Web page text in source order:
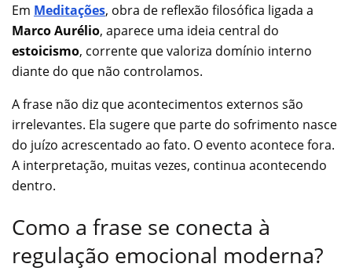
Em Meditações, obra de reflexão filosófica ligada a
Marco Aurélio, aparece uma ideia central do
estoicismo, corrente que valoriza domínio interno
diante do que não controlamos.
A frase não diz que acontecimentos externos são
irrelevantes. Ela sugere que parte do sofrimento nasce
do juízo acrescentado ao fato. O evento acontece fora.
A interpretação, muitas vezes, continua acontecendo
dentro.
Como a frase se conecta à
regulação emocional moderna?